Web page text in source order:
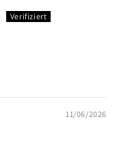
11/06/2026